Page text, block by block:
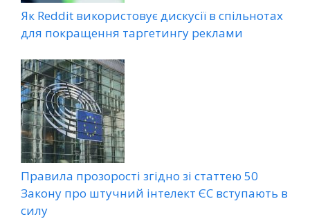
Як Reddit використовує дискусії в спільнотах
для покращення таргетингу реклами
Правила прозорості згідно зі статтею 50
Закону про штучний інтелект ЄС вступають в
силу